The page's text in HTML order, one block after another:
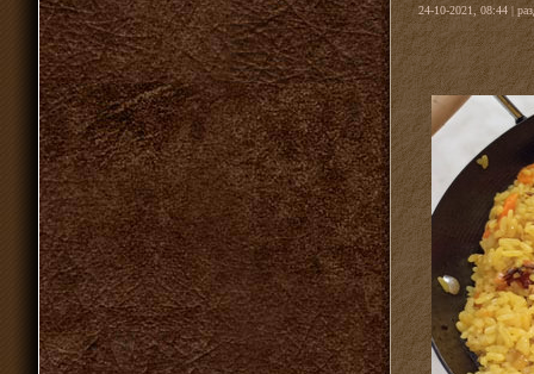
24-10-2021, 08:44 |